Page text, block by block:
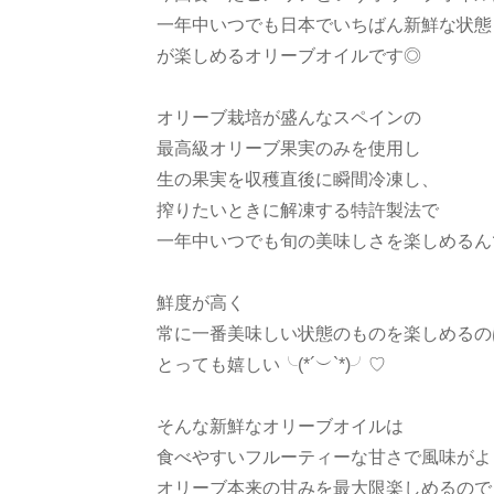
一年中いつでも日本でいちばん新鮮な状態
が楽しめる オリーブオイルです◎
オリーブ栽培が盛んなスペインの
最高級オリーブ果実のみを使用し
生の果実を収穫直後に瞬間冷凍し、
搾りたいときに解凍する特許製法で
一年中いつでも旬の美味しさを楽しめるん
鮮度が高く
常に一番美味しい状態のものを楽しめるの
とっても嬉しい╰(*´︶`*)╯♡
そんな新鮮なオリーブオイルは
食べやすいフルーティーな甘さで風味がよ
オリーブ本来の甘みを最大限楽しめるので